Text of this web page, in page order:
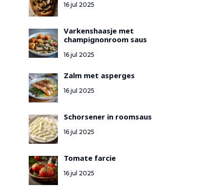
16 jul 2025
Varkenshaasje met
champignonroom saus
16 jul 2025
Zalm met asperges
16 jul 2025
Schorsener in roomsaus
16 jul 2025
Tomate farcie
16 jul 2025